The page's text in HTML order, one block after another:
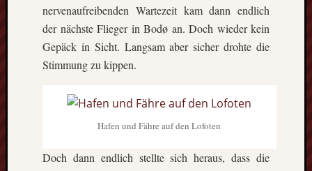
nervenaufreibenden Wartezeit kam dann endlich
der nächste Flieger in Bodø an. Doch wieder kein
Gepäck in Sicht. Langsam aber sicher drohte die
Stimmung zu kippen.
Hafen und Fähre auf den Lofoten
Doch dann endlich stellte sich heraus, dass die